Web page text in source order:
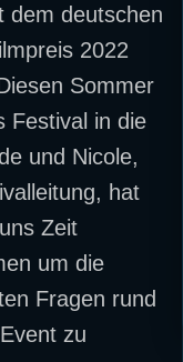
dem deutschen
2022
Sommer
Festival in die
und Nicole,
hat
Zeit
um die
Fragen rund
zu